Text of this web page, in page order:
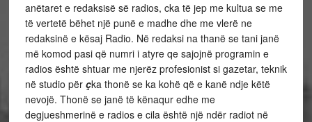
anëtaret e redaksisë së radios, cka të jep me kultua se me
të vertetë bëhet një punë e madhe dhe me vlerë ne
redaksinë e kësaj Radio. Në redaksi na thanë se tani janë
më komod pasi që numri i atyre qe sajojnë programin e
radios është shtuar me njerëz profesionist si gazetar, teknik
në studio për çka thonë se ka kohë që e kanë ndje këtë
nevojë. Thonë se janë të kënaqur edhe me
degjueshmerinë e radios e cila është një ndër radiot në